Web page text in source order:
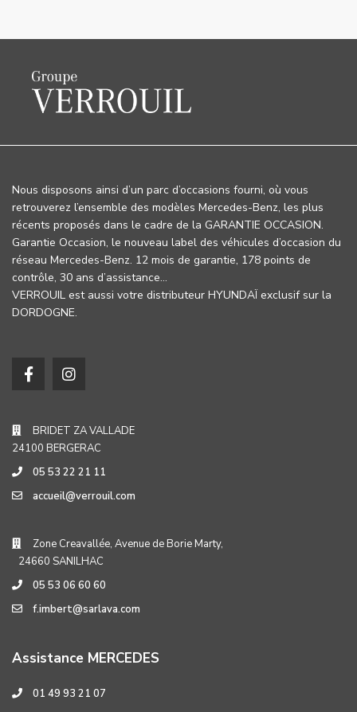
Nous disposons ainsi d’un parc d’occasions fourni, où vous
retrouverez l’ensemble des modèles Mercedes-Benz, les plus
récents proposés dans le cadre de la GARANTIE OCCASION.
Garantie Occasion, le nouveau label des véhicules d’occasion du
réseau Mercedes-Benz. 12 mois de garantie, 178 points de
contrôle, 30 ans d’assistance…
VERROUIL est aussi votre distributeur HYUNDAÏ exclusif sur la
DORDOGNE.
BRIDET ZA VALLADE
24100 BERGERAC
05 53 22 21 11
accueil@verrouil.com
Zone Creavallée, Avenue de Borie Marty,
24660 SANILHAC
05 53 06 60 60
f.imbert@sarlava.com
Assistance MERCEDES
01 49 93 21 07